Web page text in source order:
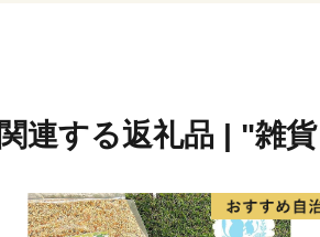
関連する返礼品 | "雑